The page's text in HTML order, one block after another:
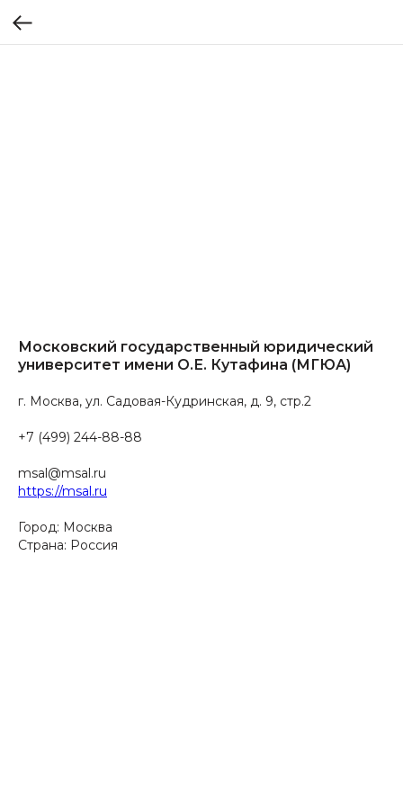
Московский государственный юридический
университет имени О.Е. Кутафина (МГЮА)
г. Москва, ул. Садовая-Кудринская, д. 9, стр.2
+7 (499) 244-88-88
msal@msal.ru
https://msal.ru
Город: Москва
Страна: Россия